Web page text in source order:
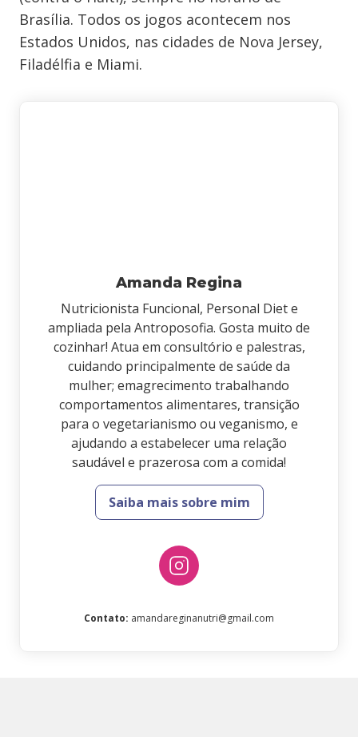
Brasília. Todos os jogos acontecem nos
Estados Unidos, nas cidades de Nova Jersey,
Filadélfia e Miami.
Amanda Regina
Nutricionista Funcional, Personal Diet e
ampliada pela Antroposofia. Gosta muito de
cozinhar! Atua em consultório e palestras,
cuidando principalmente de saúde da
mulher; emagrecimento trabalhando
comportamentos alimentares, transição
para o vegetarianismo ou veganismo, e
ajudando a estabelecer uma relação
saudável e prazerosa com a comida!
Saiba mais sobre mim
Contato: amandareginanutri@gmail.com